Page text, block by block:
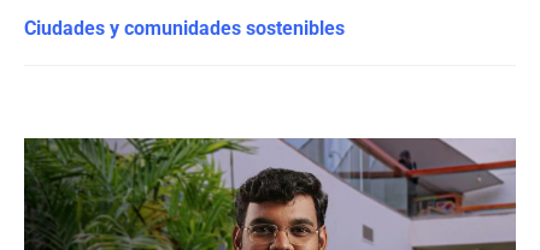
Ciudades y comunidades sostenibles